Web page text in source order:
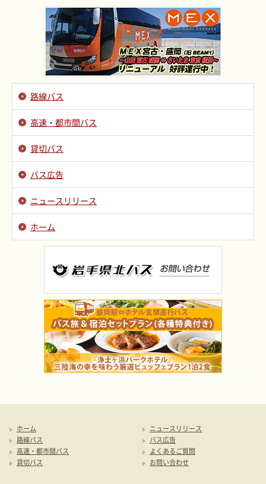
路線バス
高速・都市間バス
貸切バス
バス広告
ニュースリリース
ホーム
ホーム
路線バス
高速・都市間バス
貸切バス
ニュースリリース
バス広告
よくあるご質問
お問い合わせ